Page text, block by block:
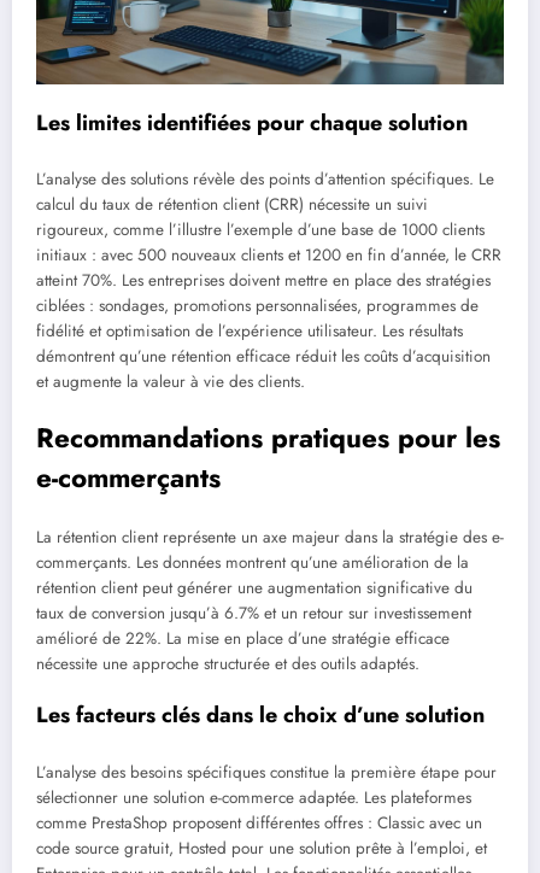
Les limites identifiées pour chaque solution
L’analyse des solutions révèle des points d’attention spécifiques. Le
calcul du taux de rétention client (CRR) nécessite un suivi
rigoureux, comme l’illustre l’exemple d’une base de 1000 clients
initiaux : avec 500 nouveaux clients et 1200 en fin d’année, le CRR
atteint 70%. Les entreprises doivent mettre en place des stratégies
ciblées : sondages, promotions personnalisées, programmes de
fidélité et optimisation de l’expérience utilisateur. Les résultats
démontrent qu’une rétention efficace réduit les coûts d’acquisition
et augmente la valeur à vie des clients.
Recommandations pratiques pour les
e-commerçants
La rétention client représente un axe majeur dans la stratégie des e-
commerçants. Les données montrent qu’une amélioration de la
rétention client peut générer une augmentation significative du
taux de conversion jusqu’à 6.7% et un retour sur investissement
amélioré de 22%. La mise en place d’une stratégie efficace
nécessite une approche structurée et des outils adaptés.
Les facteurs clés dans le choix d’une solution
L’analyse des besoins spécifiques constitue la première étape pour
sélectionner une solution e-commerce adaptée. Les plateformes
comme PrestaShop proposent différentes offres : Classic avec un
code source gratuit, Hosted pour une solution prête à l’emploi, et